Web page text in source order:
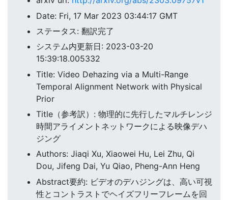
Date: Fri, 17 Mar 2023 03:44:17 GMT
ステータス: 翻訳完了
システム内更新日: 2023-03-20
15:39:18.005332
Title: Video Dehazing via a Multi-Range
Temporal Alignment Network with Physical
Prior
Title（参考訳）: 物理的に先行したマルチレンジ
時間アライメントネットワークによる映像デハ
ジング
Authors: Jiaqi Xu, Xiaowei Hu, Lei Zhu, Qi
Dou, Jifeng Dai, Yu Qiao, Pheng-Ann Heng
Abstract要約: ビデオのデハジングは、高い可視
性とコントラストでヘイズフリーフレームを回